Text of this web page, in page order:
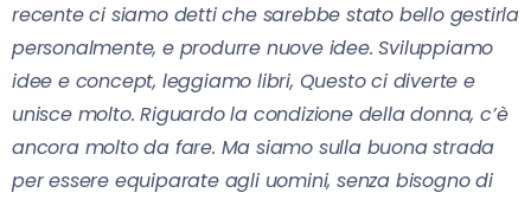
recente ci siamo detti che sarebbe stato bello gestirla
personalmente, e produrre nuove idee. Sviluppiamo
idee e concept, leggiamo libri, Questo ci diverte e
unisce molto. Riguardo la condizione della donna, c’è
ancora molto da fare. Ma siamo sulla buona strada
per essere equiparate agli uomini, senza bisogno di